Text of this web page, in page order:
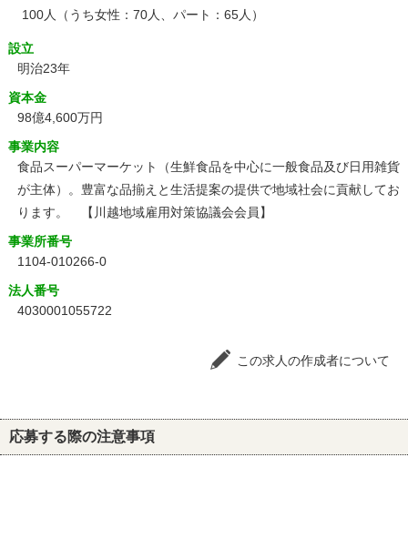
100人（うち女性：70人、パート：65人）
設立
明治23年
資本金
98億4,600万円
事業内容
食品スーパーマーケット（生鮮食品を中心に一般食品及び日用雑貨
が主体）。豊富な品揃えと生活提案の提供で地域社会に貢献してお
ります。 【川越地域雇用対策協議会会員】
事業所番号
1104-010266-0
法人番号
4030001055722
この求人の作成者について
応募する際の注意事項